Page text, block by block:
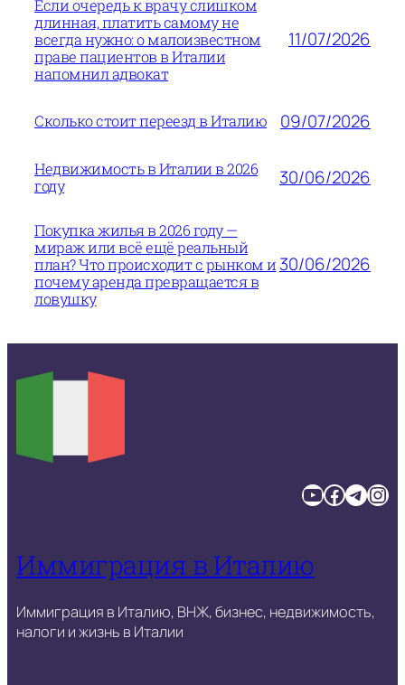
Если очередь к врачу слишком
длинная, платить самому не
всегда нужно: о малоизвестном
праве пациентов в Италии
напомнил адвокат
11/07/2026
Сколько стоит переезд в Италию 09/07/2026
Недвижимость в Италии в 2026
году
30/06/2026
Покупка жилья в 2026 году —
мираж или всё ещё реальный
план? Что происходит с рынком и
почему аренда превращается в
ловушку
30/06/2026
YouTube Facebook TelegramInstagram
Иммиграция в Италию
Иммиграция в Италию, ВНЖ, бизнес, недвижимость,
налоги и жизнь в Италии